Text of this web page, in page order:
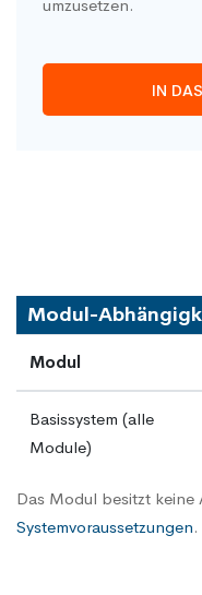
umzusetzen.
IN
Modul-
Modul
Basissystem (alle
Module)
Das Modul besitzt keine
Systemvoraussetzungen.